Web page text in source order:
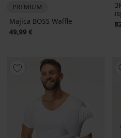
PREMIUM
Majica BOSS Waffle
49,99 €